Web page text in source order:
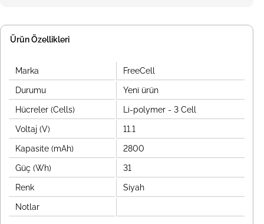
Ürün Özellikleri
Marka FreeCell
Durumu Yeni ürün
Hücreler (Cells) Li-polymer - 3 Cell
Voltaj (V) 11.1
Kapasite (mAh) 2800
Güç (Wh) 31
Renk Siyah
Notlar